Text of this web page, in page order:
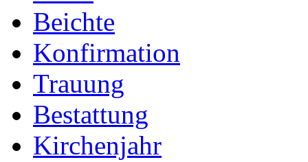
Beichte
Konfirmation
Trauung
Bestattung
Kirchenjahr